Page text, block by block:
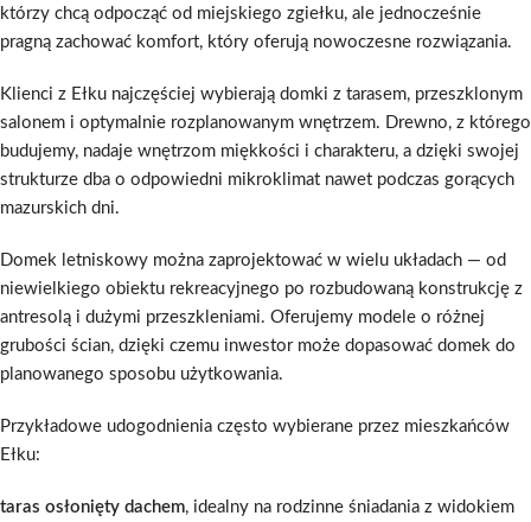
którzy chcą odpocząć od miejskiego zgiełku, ale jednocześnie
pragną zachować komfort, który oferują nowoczesne rozwiązania.
Klienci z Ełku najczęściej wybierają domki z tarasem, przeszklonym
salonem i optymalnie rozplanowanym wnętrzem. Drewno, z którego
budujemy, nadaje wnętrzom miękkości i charakteru, a dzięki swojej
strukturze dba o odpowiedni mikroklimat nawet podczas gorących
mazurskich dni.
Domek letniskowy można zaprojektować w wielu układach — od
niewielkiego obiektu rekreacyjnego po rozbudowaną konstrukcję z
antresolą i dużymi przeszkleniami. Oferujemy modele o różnej
grubości ścian, dzięki czemu inwestor może dopasować domek do
planowanego sposobu użytkowania.
Przykładowe udogodnienia często wybierane przez mieszkańców
Ełku:
taras osłonięty dachem, idealny na rodzinne śniadania z widokiem